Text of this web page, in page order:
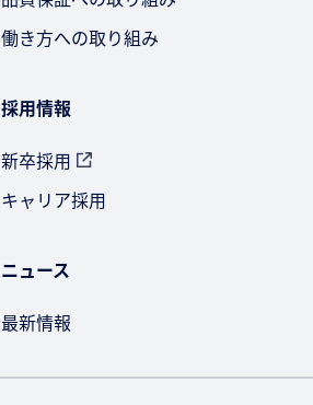
働き方への取り組み
採用情報
新卒採用
キャリア採用
ニュース
最新情報